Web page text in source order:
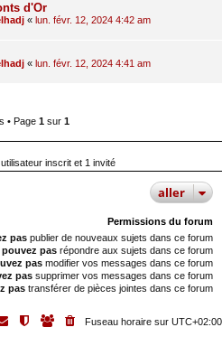
d'Or
« lun. févr. 12, 2024 4:42 am
« lun. févr. 12, 2024 4:41 am
• Page 1 sur 1
inscrit et 1 invité
aller
Permissions du forum
pas publier de nouveaux sujets dans ce forum
pouvez pas répondre aux sujets dans ce forum
pas modifier vos messages dans ce forum
pas supprimer vos messages dans ce forum
pas transférer de pièces jointes dans ce forum
Fuseau horaire sur UTC+02:00